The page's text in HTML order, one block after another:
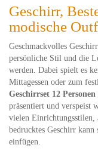
Geschirr,
modische
Geschmackvolles
persönliche Stil und die
werden. Dabei spielt es
Mittagessen oder zum
Geschirrset 12 Personen
präsentiert und verspeist
vielen Einrichtungsstilen,
bedrucktes Geschirr
einfügen.